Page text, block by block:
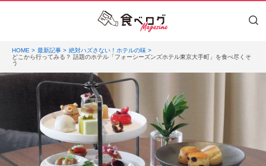
HOME 最新記事
絶対ハズさない！ホテルの味
どこから行ってみる？ 話題のホテル「フォーシーズンズホテル東京大手町」を食べ尽くそ
う